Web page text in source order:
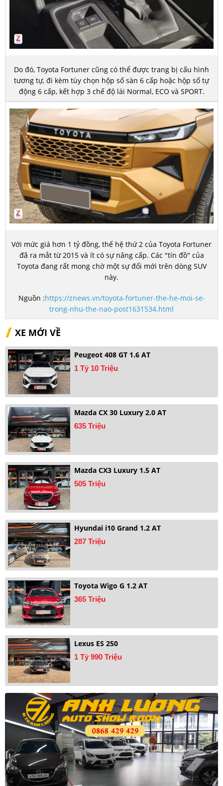
Do đó, Toyota Fortuner cũng có thể được trang bị cấu hình
tương tự, đi kèm tùy chọn hộp số sàn 6 cấp hoặc hộp số tự
động 6 cấp, kết hợp 3 chế độ lái Normal, ECO và SPORT.
Với mức giá hơn 1 tỷ đồng, thế hệ thứ 2 của Toyota Fortuner
đã ra mắt từ 2015 và ít có sự nâng cấp. Các "tín đồ" của
Toyota đang rất mong chờ một sự đổi mới trên dòng SUV
này.
Nguồn :https://znews.vn/toyota-fortuner-the-he-moi-se-
trong-nhu-the-nao-post1631534.html
XE MỚI VỀ
Peugeot 408 GT 1.6 AT
1 Tỷ 10 Triệu
Mazda CX 30 Luxury 2.0 AT
635 Triệu
Mazda CX3 Luxury 1.5 AT
505 Triệu
Hyundai i10 Grand 1.2 AT
287 Triệu
Toyota Wigo G 1.2 AT
365 Triệu
Lexus ES 250
1 Tỷ 990 Triệu